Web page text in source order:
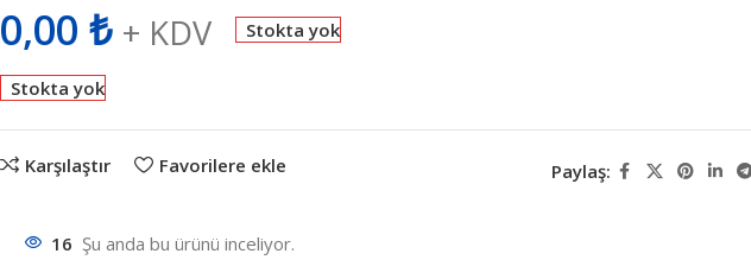
0,00 ₺ + KDV Stokta yok
Stokta yok
Karşılaştır Favorilere ekle Paylaş:
16 Şu anda bu ürünü inceliyor.